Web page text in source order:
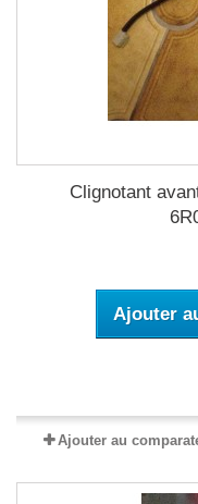
Clignotant
Ajouter
Ajouter au